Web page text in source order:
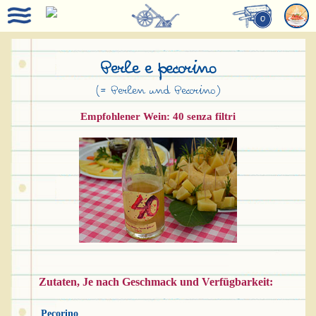
0
Perle e pecorino
(= Perlen und Pecorino)
Empfohlener Wein: 40 senza filtri
Zutaten, Je nach Geschmack und Verfügbarkeit:
Pecorino